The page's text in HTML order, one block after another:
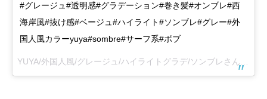
#グレージュ#透明感#グラデーション#巻き髪#オンブレ#西
海岸風#抜け感#ベージュ#ハイライト#ソンブレ#グレー#外
国人風カラーyuya#sombre#サーフ系#ボブ
YUYA/外国人風/グレージュ/ハイライトグラデ/ソンブレさん(@celsus_yuya)がシェアした投稿 –